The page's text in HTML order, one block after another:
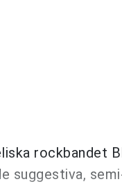
rockbandet
suggestiva,